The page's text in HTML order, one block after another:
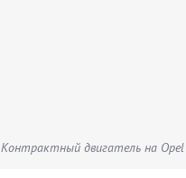
Контрактный двигатель на